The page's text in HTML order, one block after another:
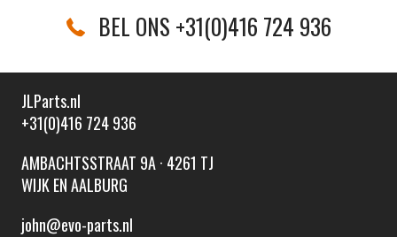
BEL ONS +31(0)416 724 936
JLParts.nl
+31(0)416 724 936
AMBACHTSSTRAAT 9A · 4261 TJ
WIJK EN AALBURG
john@evo-parts.nl